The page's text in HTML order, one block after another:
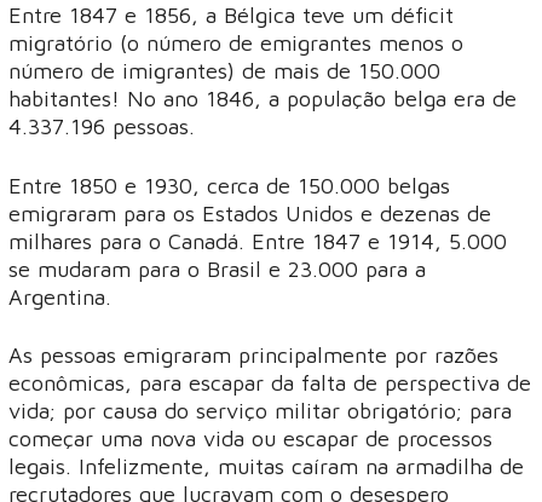
Entre 1847 e 1856, a Bélgica teve um déficit
migratório (o número de emigrantes menos o
número de imigrantes) de mais de 150.000
habitantes! No ano 1846, a população belga era de
4.337.196 pessoas.
Entre 1850 e 1930, cerca de 150.000 belgas
emigraram para os Estados Unidos e dezenas de
milhares para o Canadá. Entre 1847 e 1914, 5.000
se mudaram para o Brasil e 23.000 para a
Argentina.
As pessoas emigraram principalmente por razões
econômicas, para escapar da falta de perspectiva de
vida; por causa do serviço militar obrigatório; para
começar uma nova vida ou escapar de processos
legais. Infelizmente, muitas caíram na armadilha de
recrutadores que lucravam com o desespero